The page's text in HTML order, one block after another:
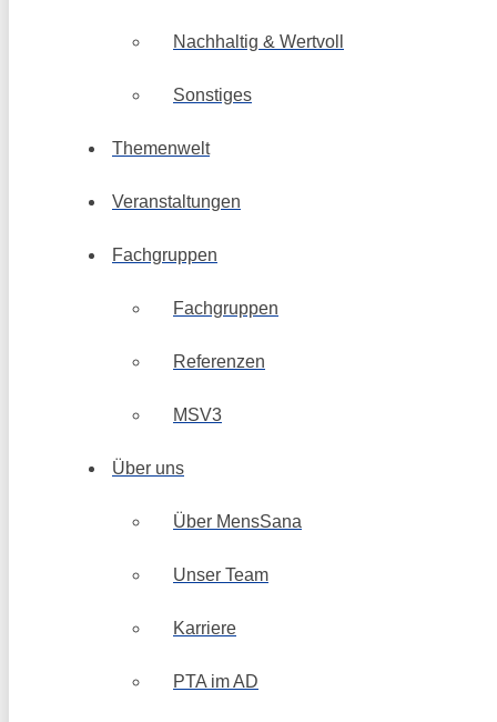
Nachhaltig & Wertvoll
Sonstiges
Themenwelt
Veranstaltungen
Fachgruppen
Fachgruppen
Referenzen
MSV3
Über uns
Über MensSana
Unser Team
Karriere
PTA im AD